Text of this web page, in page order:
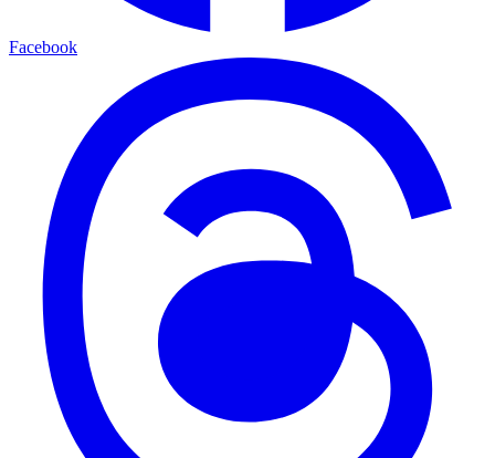
Facebook